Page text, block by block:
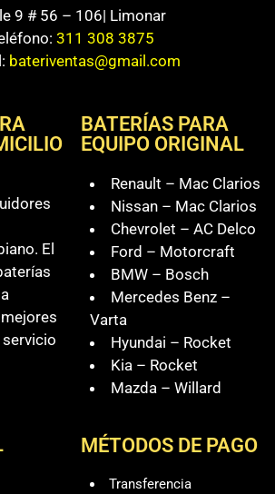
9 # 56 – 106| Limonar
311 308 3875
bateriventas@gmail.com
El
BATERÍAS PARA
EQUIPO ORIGINAL
Renault – Mac Clarios
Nissan – Mac Clarios
Chevrolet – AC Delco
Ford – Motorcraft
BMW – Bosch
Mercedes Benz –
Varta
Hyundai – Rocket
Kia – Rocket
Mazda – Willard
MÉTODOS DE PAGO
Transferencia